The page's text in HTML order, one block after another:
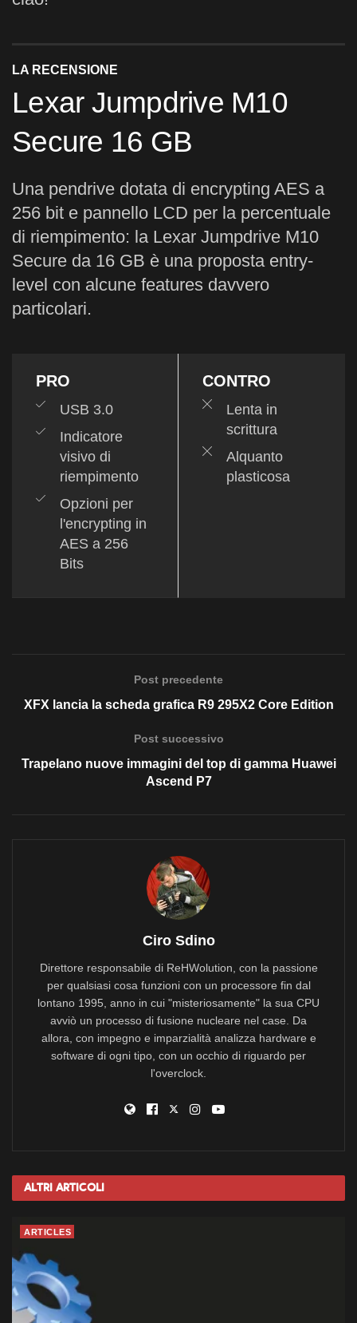
LA RECENSIONE
Lexar Jumpdrive M10
Secure 16 GB
Una pendrive dotata di encrypting AES a
256 bit e pannello LCD per la percentuale
di riempimento: la Lexar Jumpdrive M10
Secure da 16 GB è una proposta entry-
level con alcune features davvero
particolari.
PRO
USB 3.0
Indicatore
visivo di
riempimento
Opzioni per
l'encrypting in
AES a 256
Bits
CONTRO
Lenta in
scrittura
Alquanto
plasticosa
Post precedente
XFX lancia la scheda grafica R9 295X2 Core Edition
Post successivo
Trapelano nuove immagini del top di gamma Huawei
Ascend P7
Ciro Sdino
Direttore responsabile di ReHWolution, con la passione
per qualsiasi cosa funzioni con un processore fin dal
lontano 1995, anno in cui "misteriosamente" la sua CPU
avviò un processo di fusione nucleare nel case. Da
allora, con impegno e imparzialità analizza hardware e
software di ogni tipo, con un occhio di riguardo per
l'overclock.
Altri Articoli
ARTICLES